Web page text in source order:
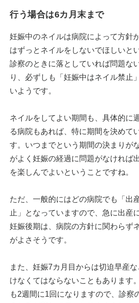
行う場合は6カ月末まで
妊娠中のネイルは病院によって方針
はずっとネイルをしないでほしいと
診察のときに落としていれば問題な
り、必ずしも「妊娠中はネイル禁止
いようです。
ネイルをしてよい期間も、具体的に
る病院もあれば、特に期間を決めて
す。いつまでという期間の決まりが
がよく妊娠の経過に問題がなければ
を楽しんでよいということですね。
ただ、一般的にはどの病院でも「出
止」となっていますので、急に出産
妊娠後期は、病院の方針に関わらず
がよさそうです。
また、妊娠7カ月目からは切迫早産
けなくてはならないこともあります
も2週間に1回になりますので、診察